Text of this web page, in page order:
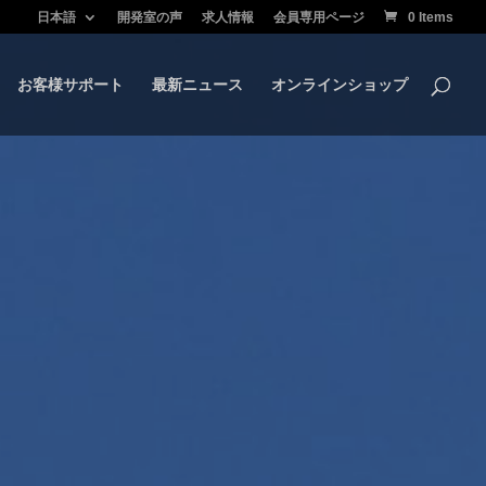
日本語 開発室の声 求人情報 会員専用ページ 0 Items
お客様サポート 最新ニュース オンラインショップ